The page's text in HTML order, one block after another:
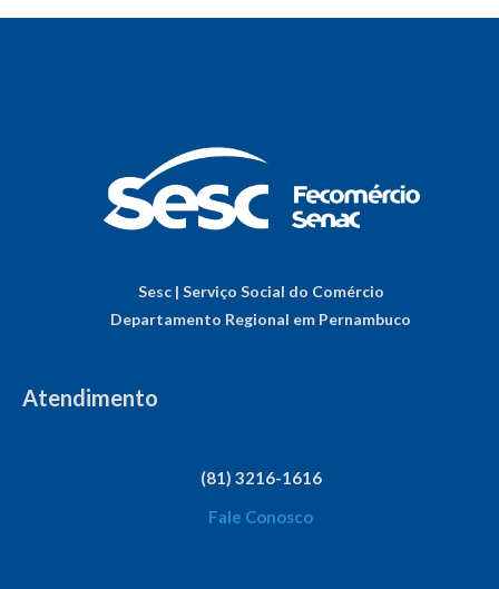
Sesc | Serviço Social do Comércio
Departamento Regional em Pernambuco
Atendimento
(81) 3216-1616
Fale Conosco